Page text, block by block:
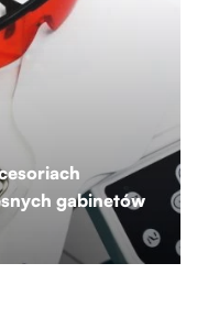
gabinetów